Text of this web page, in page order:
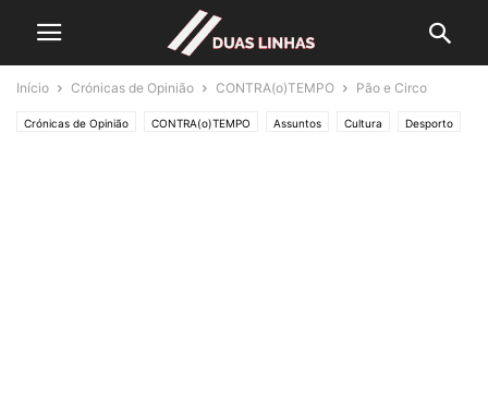
Início Crónicas de Opinião CONTRA(o)TEMPO Pão e Circo
Crónicas de Opinião CONTRA(o)TEMPO Assuntos Cultura Desporto